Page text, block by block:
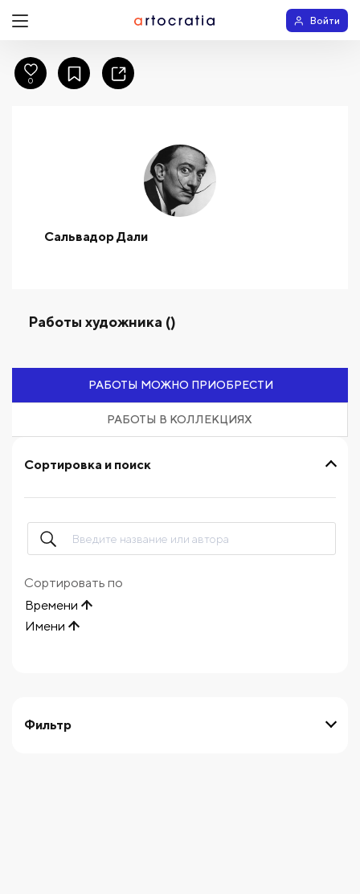
Войти
Сальвадор Дали
Работы художника ()
РАБОТЫ МОЖНО ПРИОБРЕСТИ
РАБОТЫ В КОЛЛЕКЦИЯХ
Фильтр
Сортировка и поиск
Сортировать по
Времени
Имени
0